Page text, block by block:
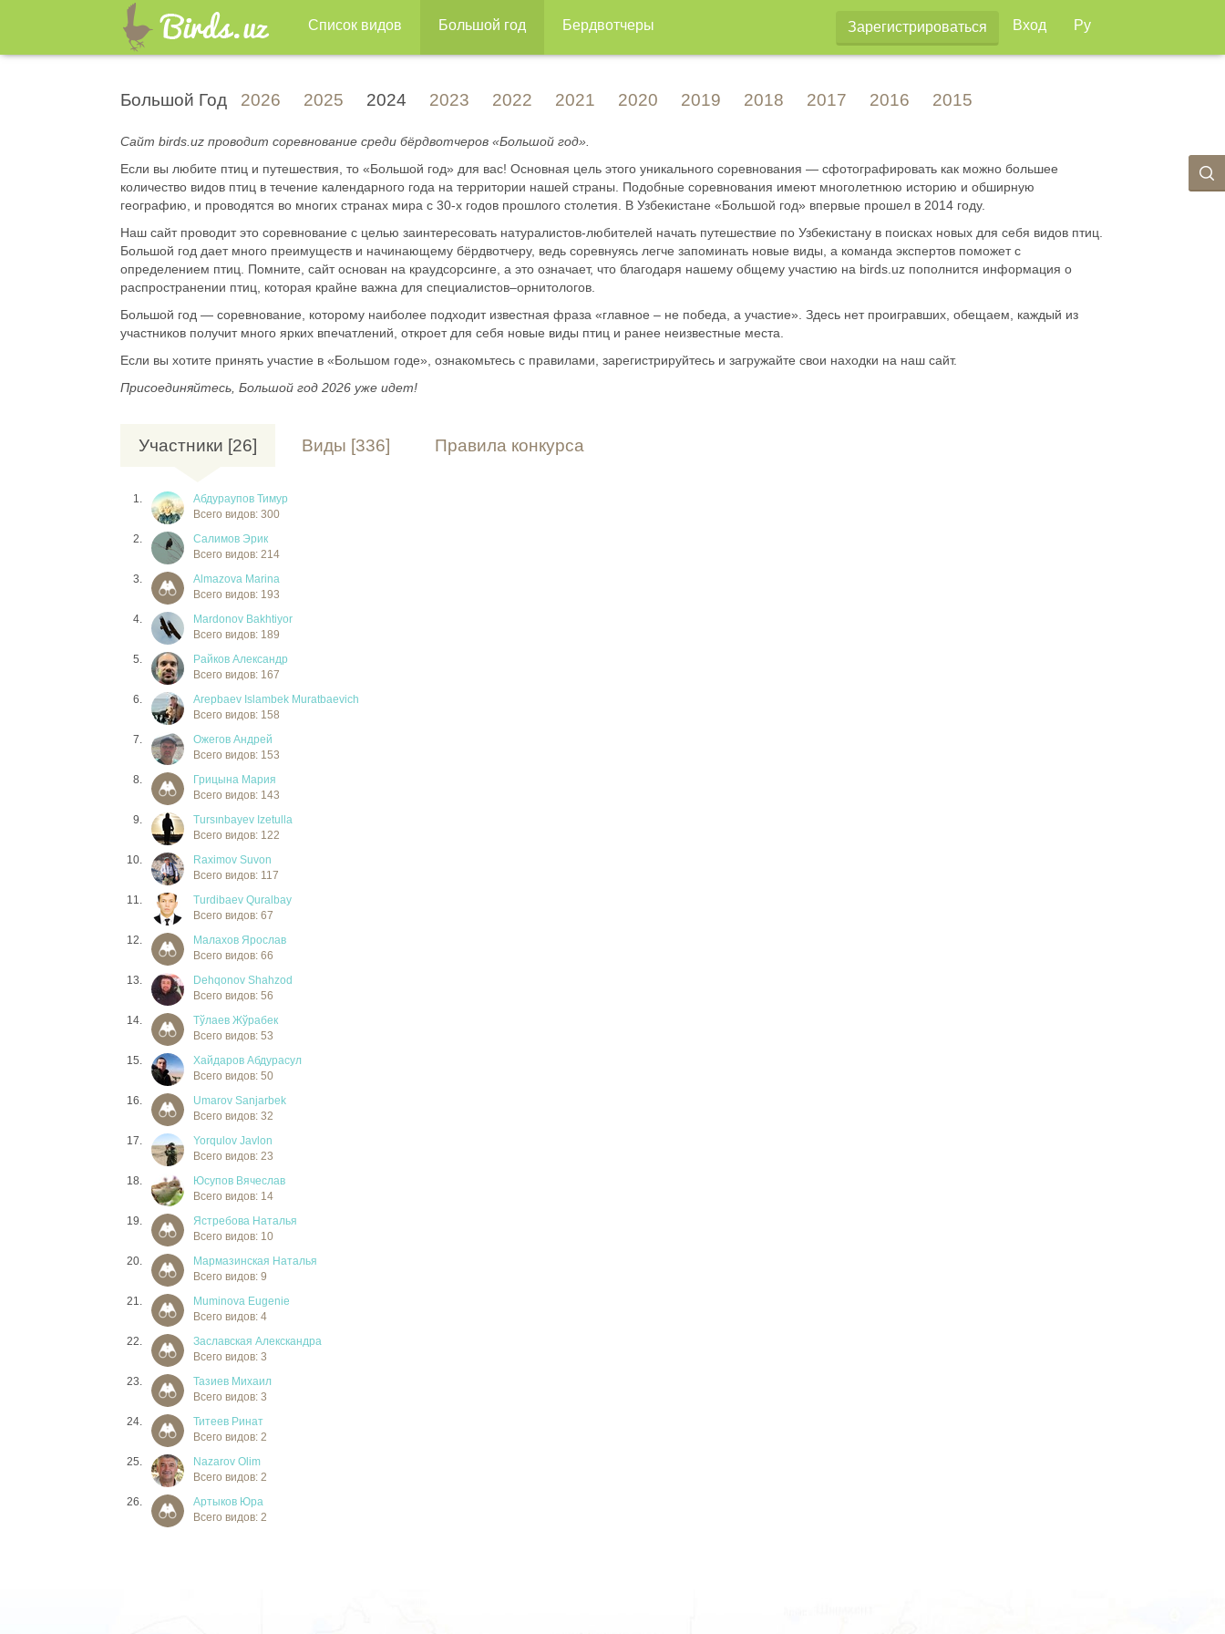
Список видов Большой год Бердвотчеры Зарегистрироваться Вход Ру
Большой Год 2026 2025 2024 2023 2022 2021 2020 2019 2018 2017 2016 2015
Сайт birds.uz проводит соревнование среди бёрдвотчеров «Большой год».
Если вы любите птиц и путешествия, то «Большой год» для вас! Основная цель этого уникального соревнования — сфотографировать как можно большее
количество видов птиц в течение календарного года на территории нашей страны. Подобные соревнования имеют многолетнюю историю и обширную
географию, и проводятся во многих странах мира с 30-х годов прошлого столетия. В Узбекистане «Большой год» впервые прошел в 2014 году.
Наш сайт проводит это соревнование с целью заинтересовать натуралистов-любителей начать путешествие по Узбекистану в поисках новых для себя видов птиц.
Большой год дает много преимуществ и начинающему бёрдвотчеру, ведь соревнуясь легче запоминать новые виды, а команда экспертов поможет с
определением птиц. Помните, сайт основан на краудсорсинге, а это означает, что благодаря нашему общему участию на birds.uz пополнится информация о
распространении птиц, которая крайне важна для специалистов–орнитологов.
Большой год — соревнование, которому наиболее подходит известная фраза «главное – не победа, а участие». Здесь нет проигравших, обещаем, каждый из
участников получит много ярких впечатлений, откроет для себя новые виды птиц и ранее неизвестные места.
Если вы хотите принять участие в «Большом годе», ознакомьтесь с правилами, зарегистрируйтесь и загружайте свои находки на наш сайт.
Присоединяйтесь, Большой год 2026 уже идет!
Участники [26] Виды [336] Правила конкурса
1.
Абдураупов Тимур
Всего видов: 300
2.
Салимов Эрик
Всего видов: 214
3.
Almazova Marina
Всего видов: 193
4.
Mardonov Bakhtiyor
Всего видов: 189
5.
Райков Александр
Всего видов: 167
6.
Arepbaev Islambek Muratbaevich
Всего видов: 158
7.
Ожегов Андрей
Всего видов: 153
8.
Грицына Мария
Всего видов: 143
9.
Tursınbayev Izetulla
Всего видов: 122
10.
Raximov Suvon
Всего видов: 117
11.
Turdibaev Quralbay
Всего видов: 67
12.
Малахов Ярослав
Всего видов: 66
13.
Dehqonov Shahzod
Всего видов: 56
14.
Тўлаев Жўрабек
Всего видов: 53
15.
Хайдаров Абдурасул
Всего видов: 50
16.
Umarov Sanjarbek
Всего видов: 32
17.
Yorqulov Javlon
Всего видов: 23
18.
Юсупов Вячеслав
Всего видов: 14
19.
Ястребова Наталья
Всего видов: 10
20.
Мармазинская Наталья
Всего видов: 9
21.
Muminova Eugenie
Всего видов: 4
22.
Заславская Алекскандра
Всего видов: 3
23.
Тазиев Михаил
Всего видов: 3
24.
Титеев Ринат
Всего видов: 2
25.
Nazarov Olim
Всего видов: 2
26.
Артыков Юра
Всего видов: 2